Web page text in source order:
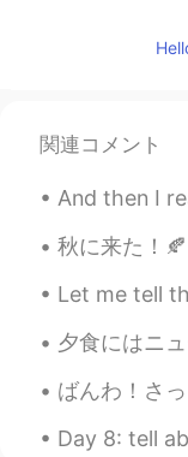
関連コメント
And then I realized that to
秋に来た！🍂 ちょっと寒くなったから。サーモンアラナジュ
Let me tell the tale by Erin
夕食にはニューヨークスタイルのピザを
ばんわ！さっき昼寝してて、目覚ましなる5分まえに起きた。ほ
Day 8: tell about your